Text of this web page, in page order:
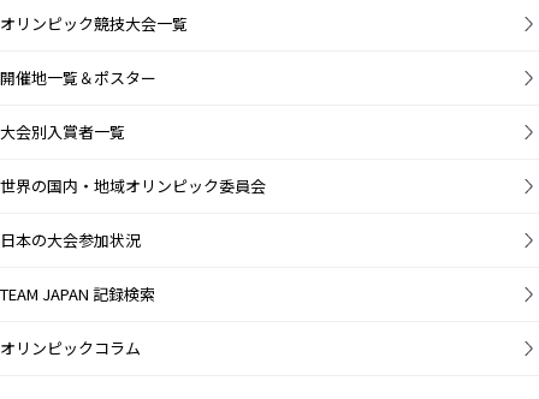
オリンピック競技大会一覧
開催地一覧＆ポスター
大会別入賞者一覧
世界の国内・地域オリンピック委員会
日本の大会参加状況
TEAM JAPAN 記録検索
オリンピックコラム